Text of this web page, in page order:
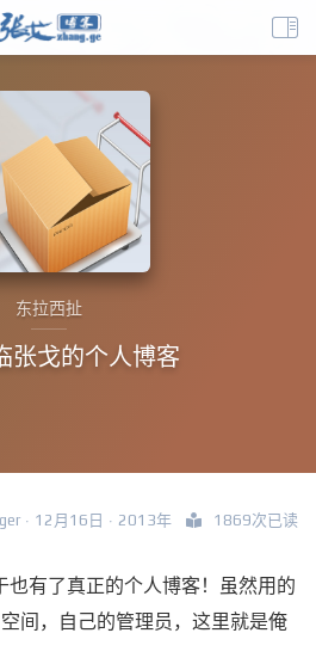
东拉西扯
张戈的个人博客
· 12月16日 · 2013年 1869次已读
也有了真正的个人博客！虽然用的
间，自己的管理员，这里就是俺